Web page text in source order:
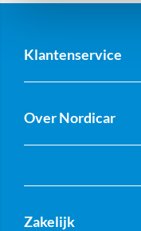
Klantenservice
Over Nordicar
Zakelijk